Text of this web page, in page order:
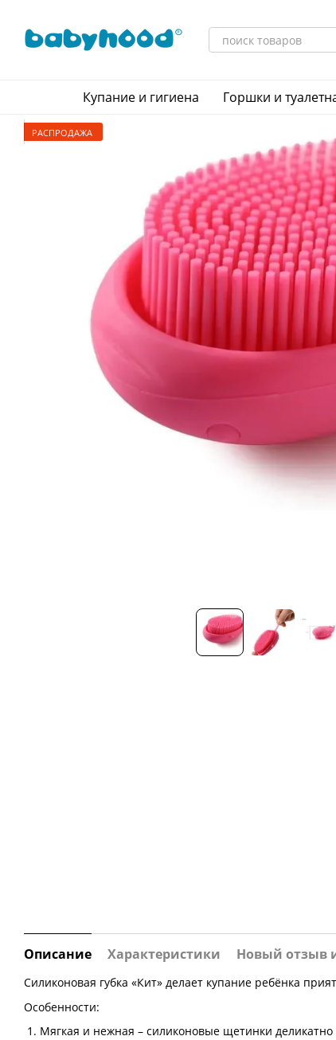
Купание и гигиена Горшки и
РАСПРОДАЖА
Описание Характеристики Новый отзыв
Силиконовая губка «Кит» делает купание ребёнка
Особенности:
1. Мягкая и нежная – силиконовые щетинки